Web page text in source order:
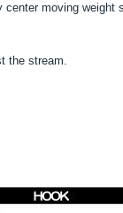
moving weight
the stream.